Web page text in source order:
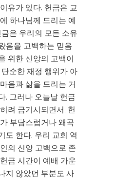
유가 있다. 헌금은 교
하나님께 드리는 예
은 우리의 모든 소유
음을 고백하는 믿음
위한 신앙의 고백이
순한 재정 행위가 아
음과 삶을 드리는 거
. 그러나 오늘날 헌금
려 금기시되면서, 헌
부담스럽거나 왜곡
도 한다. 우리 교회 역
의 신앙 고백으로 존
금 시간이 예배 가운
지 않았던 부분도 사